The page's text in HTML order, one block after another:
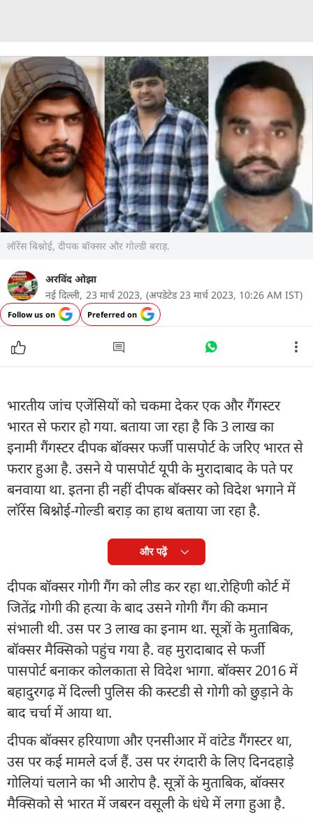
लॉरेंस बिश्नोई, दीपक बॉक्सर और गोल्डी बराड़.
अरविंद ओझा
नई दिल्ली, 23 मार्च 2023, (अपडेटेड 23 मार्च 2023, 10:26 AM IST)
Follow us on Preferred on
भारतीय जांच एजेंसियों को चकमा देकर एक और गैंगस्टर
भारत से फरार हो गया. बताया जा रहा है कि 3 लाख का
इनामी गैंगस्टर दीपक बॉक्सर फर्जी पासपोर्ट के जरिए भारत से
फरार हुआ है. उसने ये पासपोर्ट यूपी के मुरादाबाद के पते पर
बनवाया था. इतना ही नहीं दीपक बॉक्सर को विदेश भगाने में
लॉरेंस बिश्नोई-गोल्डी बराड़ का हाथ बताया जा रहा है.
और पढ़ें
दीपक बॉक्सर गोगी गैंग को लीड कर रहा था.रोहिणी कोर्ट में
जितेंद्र गोगी की हत्या के बाद उसने गोगी गैंग की कमान
संभाली थी. उस पर 3 लाख का इनाम था. सूत्रों के मुताबिक,
बॉक्सर मैक्सिको पहुंच गया है. वह मुरादाबाद से फर्जी
पासपोर्ट बनाकर कोलकाता से विदेश भागा. बॉक्सर 2016 में
बहादुरगढ़ में दिल्ली पुलिस की कस्टडी से गोगी को छुड़ाने के
बाद चर्चा में आया था.
दीपक बॉक्सर हरियाणा और एनसीआर में वांटेड गैंगस्टर था,
उस पर कई मामले दर्ज हैं. उस पर रंगदारी के लिए दिनदहाड़े
गोलियां चलाने का भी आरोप है. सूत्रों के मुताबिक, बॉक्सर
मैक्सिको से भारत में जबरन वसूली के धंधे में लगा हुआ है.